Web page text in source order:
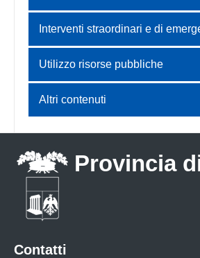
Interventi straordinari e di
Utilizzo risorse pubbliche
Altri contenuti
Provincia
Contatti